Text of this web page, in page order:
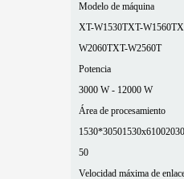
Modelo de máquina
XT-W1530TXT-W1560T
W2060TXT-W2560T
Potencia
3000 W - 12000 W
Área de procesamiento
1530*30501530x6100
50
Velocidad máxima de